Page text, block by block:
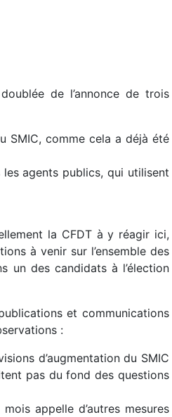
de l’annonce de trois
SMIC, comme cela a déjà été
les agents publics, qui utilisent
la CFDT à y réagir ici,
à venir sur l’ensemble des
un des candidats à l’élection
et communications
:
d’augmentation du SMIC
pas du fond des questions
appelle d’autres mesures